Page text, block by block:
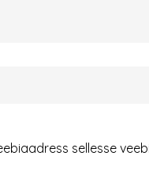
sellesse